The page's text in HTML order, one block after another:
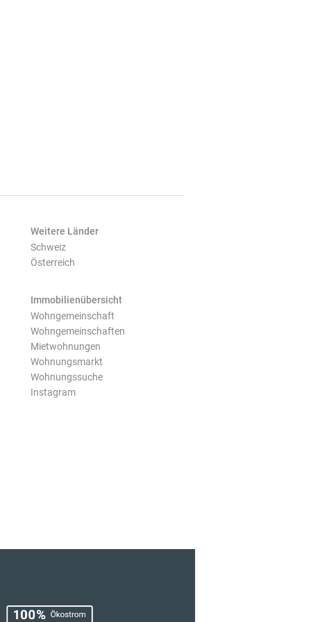
Weitere Länder
Schweiz
Österreich
Immobilienübersicht
Wohngemeinschaft
Wohngemeinschaften
Mietwohnungen
Wohnungsmarkt
Wohnungssuche
Instagram